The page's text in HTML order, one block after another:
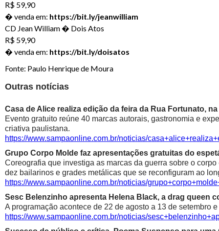
R$ 59,90
� venda em: https://bit.ly/jeanwilliam
CD Jean William � Dois Atos
R$ 59,90
� venda em: https://bit.ly/doisatos
Fonte: Paulo Henrique de Moura
Outras notícias
Casa de Alice realiza edição da feira da Rua Fortunato,
Evento gratuito reúne 40 marcas autorais, gastronomia e
criativa paulistana.
https://www.sampaonline.com.br/noticias/
Grupo Corpo Molde faz apresentações gratuitas do
Coreografia que investiga as marcas da guerra sobre o
dez bailarinos e grades metálicas que se reconfiguram ao
https://www.sampaonline.com.br/noticias/
Sesc Belenzinho apresenta Helena Black, a drag queen
A programação acontece de 22 de agosto a 13 de setembro
https://www.sampaonline.com.br/noticias/